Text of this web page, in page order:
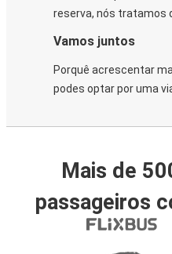
reserva, nós tratamos
Vamos juntos
Porquê acrescentar
podes optar por uma
Mais de
passageiros